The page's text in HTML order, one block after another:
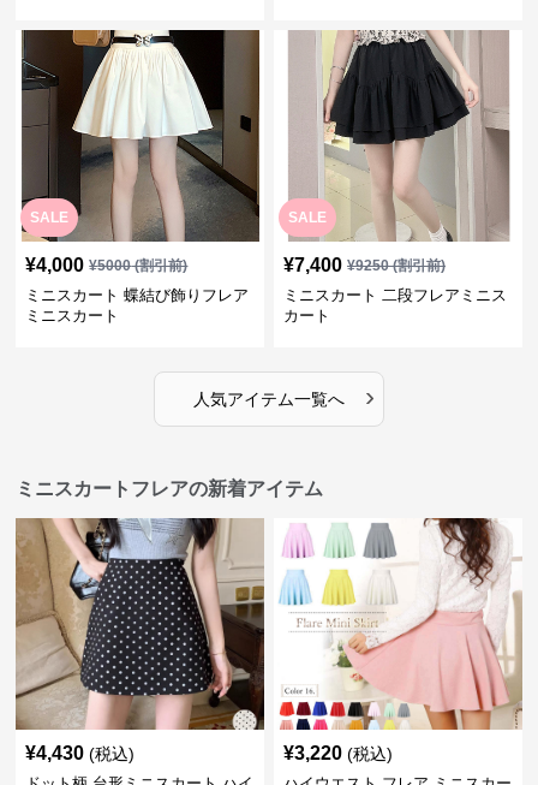
SALE
¥4,000 ¥5000(割引前)
ミニスカート 蝶結び飾りフレア
ミニスカート
SALE
¥7,400 ¥9250(割引前)
ミニスカート 二段フレアミニス
カート
人気アイテム一覧へ ›
ミニスカートフレアの新着アイテム
¥4,430 (税込) ¥3,220 (税込)